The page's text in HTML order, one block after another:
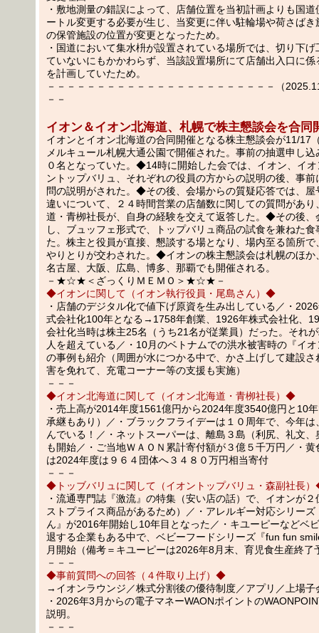
・敷地測量の錯誤によって、店舗位置を当初計画よりも国
ートル変更する必要が生じ、当変更に伴い駐輪場や荷さばき
の保管施設の位置が変更となったため。
・国道において集水枡が設置されている場所では、切り下
ていないにもかかわらず、当該設置場所にて店舗出入口に係
を計画していたため。
－－－－－－－－－－－－－－－－－－－－－－－（
－－
イオン＆イオン北海道、札幌で株主懇談会を合同
イオンとイオン北海道の合同開催となる株主懇談会が11/17
メルキュール札幌大通公園で開催された。事前の抽選申し
０名となっていた。◆14時に開始した会では、イオン、イ
ントップバリュ、それぞれの役員の方からの説明の後、事
問の説明がされた。◆その後、会場からの質疑応答では、屋
違いについて、２４時間営業の店舗数に関しての質問があり
道・青栁社長が、自身の経験を交えて返答した。◆その後、
し、ブュッフェ形式で、トップバリュ商品の試食を兼ねた食
た。株主と役員が直接、懇談する場となり、場内至る箇所で
やりとりが交わされた。◆イオンの株主懇談会は札幌のほか
名古屋、大阪、広島、博多、那覇でも開催される。
－★☆★＜ざっくりＭＥＭＯ＞★☆★－
◆イオンに関して（イオン執行役員・尾島さん）◆
・店舗のデジタル化で値下げ原資を生み出している／・
式会社化100年となる→1758年創業、1926年株式会社化、
会社化当時は株主25名（うち21名が従業員）だった。それ
人を超えている／・10月のベトナムでの洪水被害時の『イ
の事例も紹介（周囲が水につかる中で、かさ上げして建設さ
害を免れて、充電コーナー等の支援も実施）
－－－
◆イオン北海道に関して（イオン北海道・青栁社長）◆
・売上高が2014年度1561億円から2024年度3540億円と10
承継もあり）／・ブラックフライデーは１０周年で、今年は
んでいる！／・ネットスーパーは、離島３島（利尻、礼文
も開始／・ご当地ＷＡＯＮ累計寄付額が３億５千万円／・
は2024年度は９６４団体へ３４８０万円相当寄付
－－－
◆トッブバリュに関して（イオントップバリュ・森副社長
・流通専門誌『激流』の特集（安い店の話）で、イオンが
ストプライス商品があるため）／・アレルギー対応シリー
ん』が2016年開始し10年目となった／・キユーピーなどベ
退する企業もある中で、ベビーフードシリーズ『fun fun
月開始（備考＝キユーピーは2026年8月末、育児食生産終了
－－－
◆事前質問への回答（４件取り上げ）◆
→イオンラウンジ／株式分割後の優待制度／アプリ／上場子
・2026年3月からの電子マネーWAONポイントの
説明。
－－－